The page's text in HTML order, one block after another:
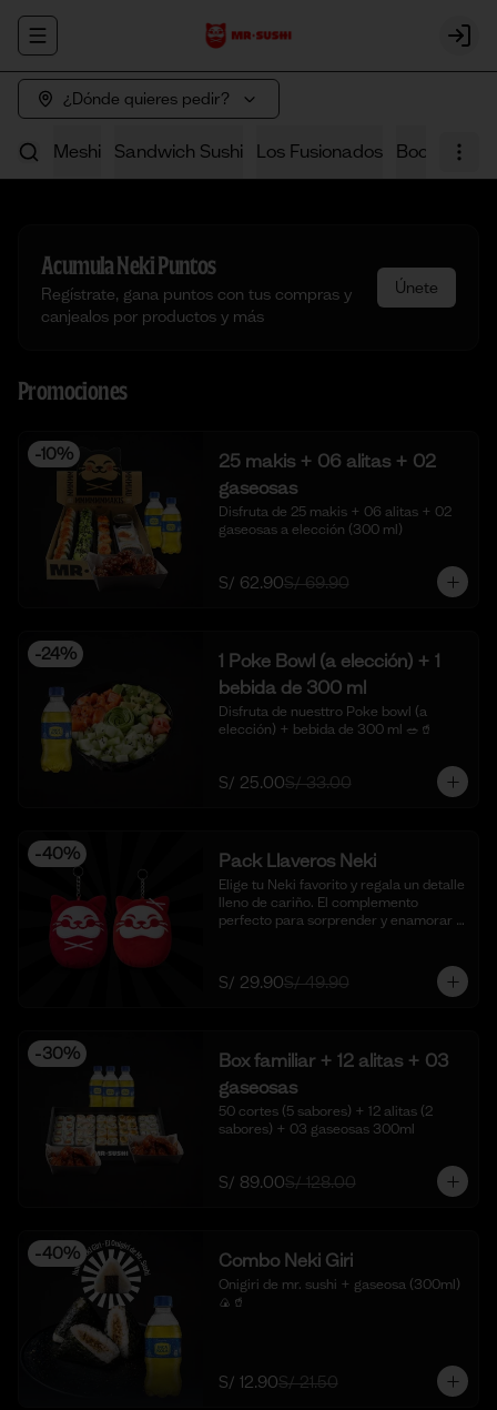
Abrir menu de navegación Login
¿Dónde quieres pedir?
neki Meshi Sandwich Sushi Los Fusionados Bocaditos
AcumulaNeki Puntos
Regístrate, gana puntos con tus compras y
canjealos por productos y más
Únete
Promociones
-10%
25 makis + 06 alitas + 02
gaseosas
Disfruta de 25 makis + 06 alitas + 02
gaseosas a elección (300 ml)
S/ 62.90S/ 69.90
-24%
1 Poke Bowl (a elección) + 1
bebida de 300 ml
Disfruta de nuesttro Poke bowl (a
elección) + bebida de 300 ml 🥗🥤
S/ 25.00S/ 33.00
-40% Pack Llaveros Neki
Elige tu Neki favorito y regala un detalle
lleno de cariño. El complemento
perfecto para sorprender y enamorar
S/ 29.90S/ 49.90
-30%
Box familiar + 12 alitas + 03
gaseosas
50 cortes (5 sabores) + 12 alitas (2
sabores) + 03 gaseosas 300ml
S/ 89.00S/ 128.00
-40% Combo Neki Giri
Onigiri de mr. sushi + gaseosa (300ml)
🍙🥤
S/ 12.90S/ 21.50